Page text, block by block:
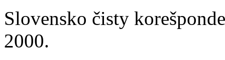
Slovensko čisty
2000.